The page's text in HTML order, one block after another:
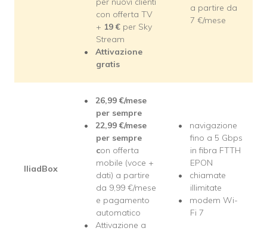
con offerta TV
+ 19 € per Sky
Stream
Attivazione
gratis
a partire da
7 €/mese
IliadBox
26,99 €/mese
per sempre
22,99 €/mese
per sempre
con offerta
mobile (voce +
dati) a partire
da 9,99 €/mese
e pagamento
automatico
Attivazione a
navigazione
fino a 5 Gbps
in fibra FTTH
EPON
chiamate
illimitate
modem Wi-
Fi 7